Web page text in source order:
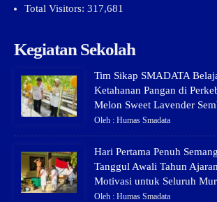
Total Visitors: 317,681
Kegiatan Sekolah
Tim Sikap SMADATA
Ketahanan Pangan di
Melon Sweet Lavender
Oleh : Humas Smadata
Hari Pertama Penuh
Tanggul Awali Tahun
Motivasi untuk Seluruh
Oleh : Humas Smadata